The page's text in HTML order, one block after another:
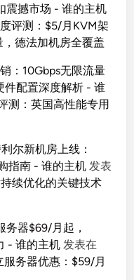
震撼市场 - 谁的主机
评测：$5/月KVM架
，德法加机房全覆盖
：10Gbps无限流量
件配置深度解析 - 谁
测：英国高性能专用
尔新机房上线：
指南 - 谁的主机 发表
续优化的关键技术
务器$69/月起，
- 谁的主机 发表在
务器优惠：$59/月